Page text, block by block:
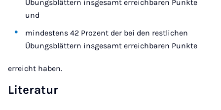
Übungsblättern insgesamt erreichbaren Punkte
und
mindestens 42 Prozent der bei den restlichen
Übungsblättern insgesamt erreichbaren Punkte
erreicht haben.
Literatur